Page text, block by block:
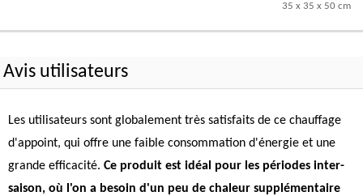
35 x 35 x 50 cm
Avis utilisateurs
Les utilisateurs sont globalement très satisfaits de ce chauffage
d'appoint, qui offre une faible consommation d'énergie et une
grande efficacité. Ce produit est idéal pour les périodes inter-
saison, où l'on a besoin d'un peu de chaleur supplémentaire